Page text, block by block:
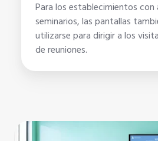
Para los establecimientos
seminarios, las pantallas
utilizarse para dirigir a los
de reuniones.